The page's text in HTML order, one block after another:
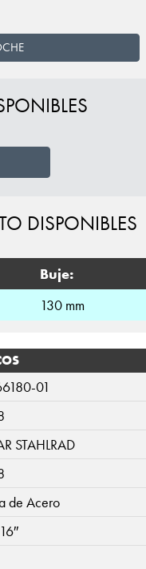
DISPONIBLES
Buje:
130 mm
01
STAHLRAD
de Acero